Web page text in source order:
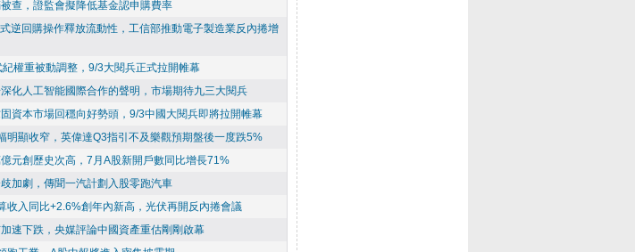
查，證監會擬降低基金認申購費率
逆回購操作釋放流動性，工信部推動電子製造業反內捲增
權重被動調整，9/3大閱兵正式拉開帷幕
化人工智能國際合作的聲明，市場期待九三大閱兵
資本市場回穩向好勢頭，9/3中國大閱兵即將拉開帷幕
明顯收窄，英偉達Q3指引不及樂觀預期盤後一度跌5%
元創歷史次高，7月A股新開戶數同比增長71%
加劇，傳聞一汽計劃入股零跑汽車
收入同比+2.6%創年內新高，光伏再開反內捲會議
速下跌，央媒評論中國資產重估剛剛啟幕